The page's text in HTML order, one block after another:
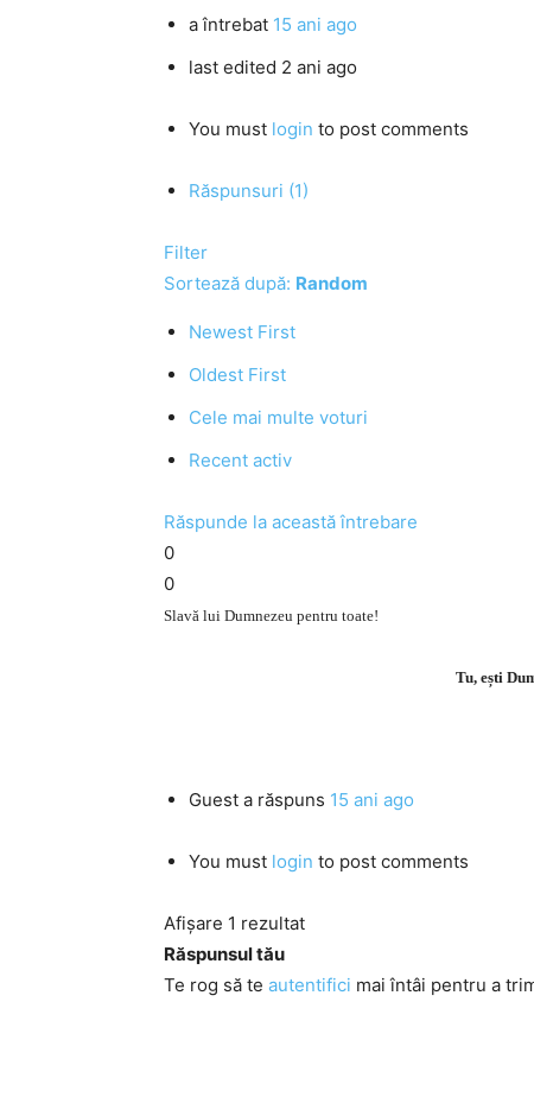
a întrebat 15 ani ago
last edited 2 ani ago
You must login to post comments
Răspunsuri (1)
Filter
Sortează după: Random
Newest First
Oldest First
Cele mai multe voturi
Recent activ
Răspunde la această întrebare
0
0
Slavă lui Dumnezeu pentru toate!
Tu, ești
Guest a răspuns 15 ani ago
You must login to post comments
Afișare 1 rezultat
Răspunsul tău
Te rog să te autentifici mai întâi pentru a